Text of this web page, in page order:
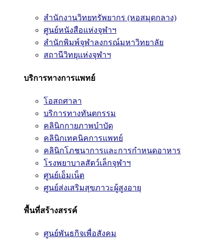
สำนักงานวิทยทรัพยากร (หอสมุดกลาง)
ศูนย์หนังสือแห่งจุฬาฯ
สำนักพิมพ์จุฬาลงกรณ์มหาวิทยาลัย
สถานีวิทยุแห่งจุฬาฯ
บริการทางการแพทย์
โอสถศาลา
บริการทางทันตกรรม
คลินิกกายภาพบำบัด
คลินิกเทคนิคการแพทย์
คลินิกโภชนาการและการกำหนดอาหาร
โรงพยาบาลสัตว์เล็กจุฬาฯ
ศูนย์เอ็มเน็ต
ศูนย์ส่งเสริมสุขภาวะผู้สูงอายุ
พื้นที่สร้างสรรค์
ศูนย์พันธกิจเพื่อสังคม